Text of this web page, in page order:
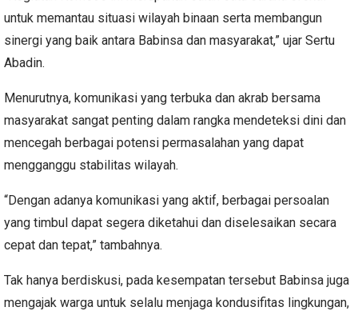
untuk memantau situasi wilayah binaan serta membangun
sinergi yang baik antara Babinsa dan masyarakat,” ujar Sertu
Abadin.
Menurutnya, komunikasi yang terbuka dan akrab bersama
masyarakat sangat penting dalam rangka mendeteksi dini dan
mencegah berbagai potensi permasalahan yang dapat
mengganggu stabilitas wilayah.
“Dengan adanya komunikasi yang aktif, berbagai persoalan
yang timbul dapat segera diketahui dan diselesaikan secara
cepat dan tepat,” tambahnya.
Tak hanya berdiskusi, pada kesempatan tersebut Babinsa juga
mengajak warga untuk selalu menjaga kondusifitas lingkungan,